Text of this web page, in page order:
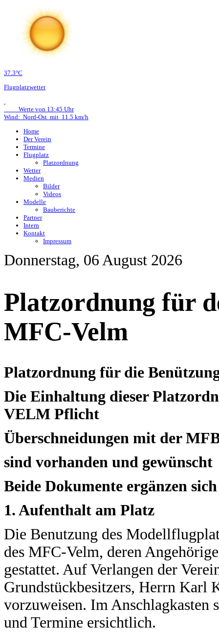
37.3°C
Flugplatzwetter
Werte von 13:45 Uhr
Wind: Nord-Ost mit 11.5 km/h
Home
Der Verein
Termine
Flugplatz
Platzordnung
Wetter
Medien
Bilder
Videos
Modelle
Bauberichte
Partner
Intern
Kontakt
Impressum
Donnerstag, 06 August 2026
Platzordnung für
MFC-Velm
Platzordnung für die
Die Einhaltung dieser
VELM Pflicht
Überschneidungen mit der
sind vorhanden und gewünscht
Beide Dokumente ergänzen
1. Aufenthalt am Platz
Die Benutzung des
des MFC-Velm, deren
gestattet. Auf Verlangen der
Grundstückbesitzers, Herrn Karl
vorzuweisen. Im Anschlagkasten
und Termine ersichtlich.